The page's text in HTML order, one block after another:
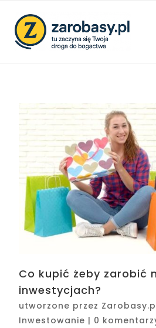
Co kupić żeby zarobić
inwestycjach?
utworzone przez
Inwestowanie | 0